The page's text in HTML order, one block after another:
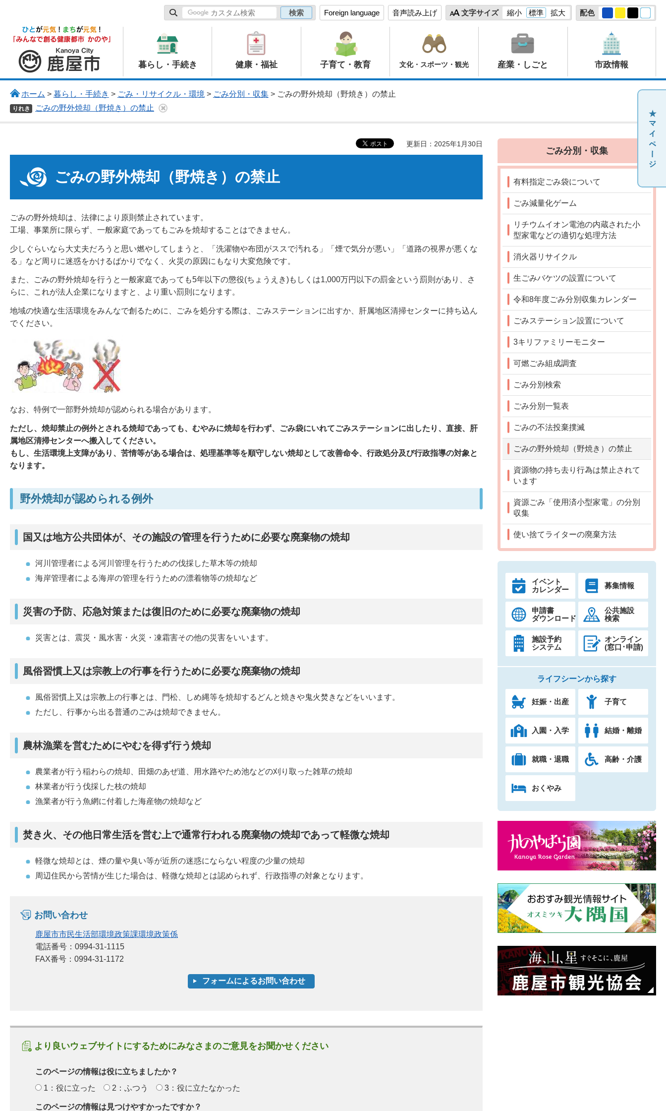
Foreign language 音声読み上げ 文字サイズ 縮小 標準 拡大 配色
鹿屋市
暮らし・手続き 健康・福祉 子育て・教育 文化・スポーツ・観光 産業・しごと 市政情報
ホーム > 暮らし・手続き > ごみ・リサイクル・環境 > ごみ分別・収集> ごみの野外焼却（野焼き）の禁止
りれき ごみの野外焼却（野焼き）の禁止
更新日：2025年1月30日
ごみの野外焼却（野焼き）の禁止
ごみの野外焼却は、法律により原則禁止されています。
工場、事業所に限らず、一般家庭であってもごみを焼却することはできません。
少しぐらいなら大丈夫だろうと思い燃やしてしまうと、「洗濯物や布団がススで汚れる」「煙で気分が悪い」「道路の視界が悪くな
る」など周りに迷惑をかけるばかりでなく、火災の原因にもなり大変危険です。
また、ごみの野外焼却を行うと一般家庭であっても5年以下の懲役(ちょうえき)もしくは1,000万円以下の罰金という罰則があり、さ
らに、これが法人企業になりますと、より重い罰則になります。
地域の快適な生活環境をみんなで創るために、ごみを処分する際は、ごみステーションに出すか、肝属地区清掃センターに持ち込ん
でください。
なお、特例で一部野外焼却が認められる場合があります。
ただし、焼却禁止の例外とされる焼却であっても、むやみに焼却を行わず、ごみ袋にいれてごみステーションに出したり、直接、肝
属地区清掃センターへ搬入してください。
もし、生活環境上支障があり、苦情等がある場合は、処理基準等を順守しない焼却として改善命令、行政処分及び行政指導の対象と
なります。
野外焼却が認められる例外
国又は地方公共団体が、その施設の管理を行うために必要な廃棄物の焼却
河川管理者による河川管理を行うための伐採した草木等の焼却
海岸管理者による海岸の管理を行うための漂着物等の焼却など
災害の予防、応急対策または復旧のために必要な廃棄物の焼却
災害とは、震災・風水害・火災・凍霜害その他の災害をいいます。
風俗習慣上又は宗教上の行事を行うために必要な廃棄物の焼却
風俗習慣上又は宗教上の行事とは、門松、しめ縄等を焼却するどんと焼きや鬼火焚きなどをいいます。
ただし、行事から出る普通のごみは焼却できません。
農林漁業を営むためにやむを得ず行う焼却
農業者が行う稲わらの焼却、田畑のあぜ道、用水路やため池などの刈り取った雑草の焼却
林業者が行う伐採した枝の焼却
漁業者が行う魚網に付着した海産物の焼却など
焚き火、その他日常生活を営む上で通常行われる廃棄物の焼却であって軽微な焼却
軽微な焼却とは、煙の量や臭い等が近所の迷惑にならない程度の少量の焼却
周辺住民から苦情が生じた場合は、軽微な焼却とは認められず、行政指導の対象となります。
お問い合わせ
鹿屋市市民生活部環境政策課環境政策係
電話番号：0994-31-1115
FAX番号：0994-31-1172
より良いウェブサイトにするためにみなさまのご意見をお聞かせください
このページの情報は役に立ちましたか？
1：役に立った
2：ふつう 3：役に立たなかった
このページの情報は見つけやすかったですか？
ごみ分別・収集
有料指定ごみ袋について
ごみ減量化ゲーム
リチウムイオン電池の内蔵された小
型家電などの適切な処理方法
消火器リサイクル
生ごみバケツの設置について
令和8年度ごみ分別収集カレンダー
ごみステーション設置について
3キリファミリーモニター
可燃ごみ組成調査
ごみ分別検索
ごみ分別一覧表
ごみの不法投棄撲滅
ごみの野外焼却（野焼き）の禁止
資源物の持ち去り行為は禁止されて
います
資源ごみ「使用済小型家電」の分別
収集
使い捨てライターの廃棄方法
イベント
カレンダー
募集情報
申請書
ダウンロード
公共施設
検索
施設予約
システム
オンライン
(窓口･申請)
ライフシーンから探す
妊娠・出産 子育て
入園・入学 結婚・離婚
就職・退職 高齢・介護
おくやみ